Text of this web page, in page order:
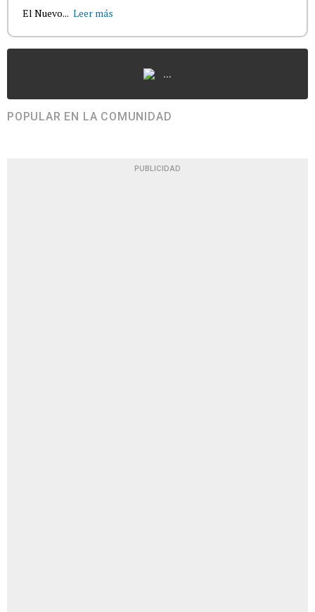
El Nuevo... Leer más
...
POPULAR EN LA COMUNIDAD
PUBLICIDAD